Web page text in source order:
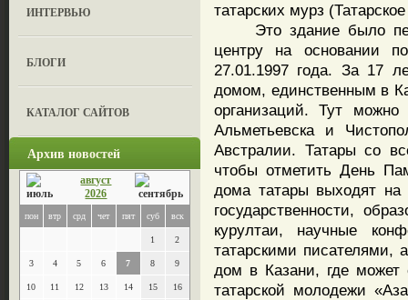
ИНТЕРВЬЮ
БЛОГИ
КАТАЛОГ САЙТОВ
Архив новостей
август
2026
пон втр срд чет пят суб вск
1 2
3 4 5 6 7 8 9
10 11 12 13 14 15 16
татарских мурз
Это здание было
центру на основании
27.01.1997 года. За 17
домом, единственным в
организаций. Тут
Альметьевска и
Австралии. Татары со
чтобы отметить День
дома татары выходят на
государственности,
курултаи, научные
татарскими писателями,
дом в Казани, где может
татарской молодежи